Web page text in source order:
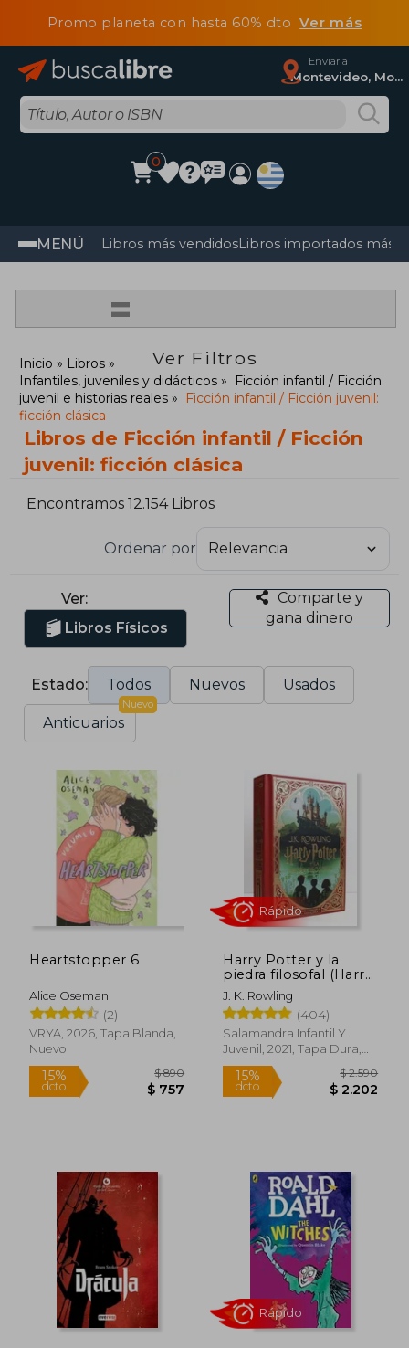
Promo planeta con hasta 60% dtoVer más
Enviar a
Montevideo, Montevideo
0
MENÚ Libros más vendidosLibros importados más
=
Ver Filtros
Inicio
Libros
Infantiles, juveniles y didácticos
Ficción infantil / Ficción
juvenil e historias reales
Ficción infantil / Ficción juvenil:
ficción clásica
Libros de Ficción infantil / Ficción
juvenil: ficción clásica
Encontramos 12.154 Libros
Ordenar por
Ver:
Libros Físicos
Comparte y
gana dinero
Estado: Todos Nuevos Usados
Anticuarios
Nuevo
Heartstopper 6
Alice Oseman
(2)
VRYA, 2026, Tapa Blanda,
Nuevo
15%
dcto.
Harry Potter y la
piedra filosofal (Harry
Potter edición
MinaLima 1)
J. K. Rowling
(404)
Salamandra Infantil Y
Juvenil, 2021, Tapa Dura,
Nuevo
15%
dcto.
Rápido